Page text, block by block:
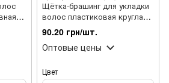
Щётка-брашинг для укладки
волос пластиковая круглая
QPI Professional
90.20 грн/шт.
Оптовые цены
Цвет